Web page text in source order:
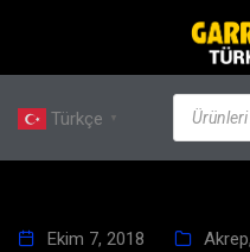
Türkçe ▼
Ekim 7, 2018